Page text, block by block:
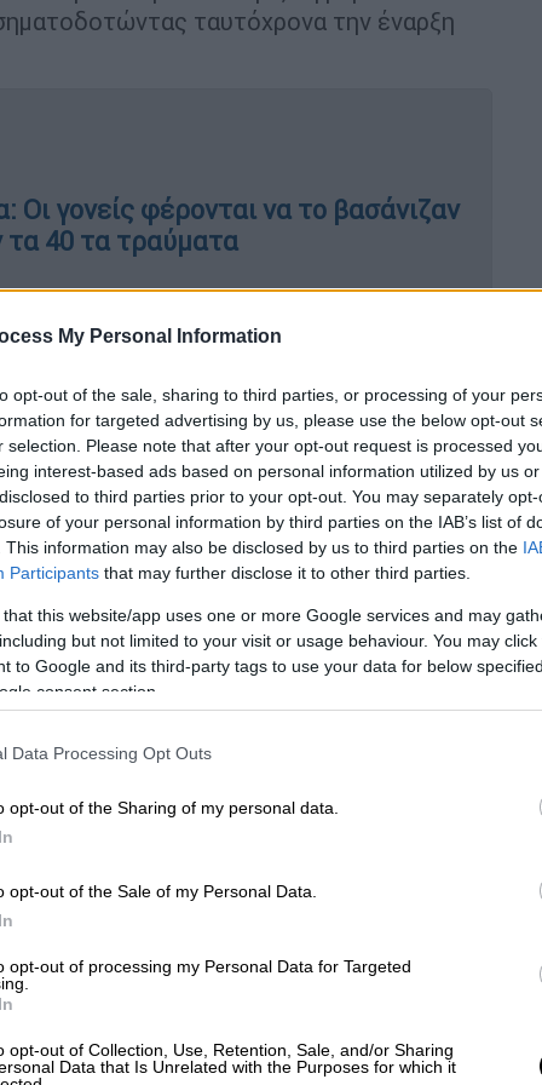
My Personal Information
opt-out of the sale, sharing to third parties, or processing of your
for targeted advertising by us, please use the below opt-out
selection. Please note that after your opt-out request is processed
interest-based ads based on personal information utilized by us
to third parties prior to your opt-out. You may separately
of your personal information by third parties on the IAB’s list of
This information may also be disclosed by us to third parties on the
Participants that may further disclose it to other third parties.
that this website/app uses one or more Google services and may
but not limited to your visit or usage behaviour. You may
to Google and its third-party tags to use your data for below
consent section.
Data Processing Opt Outs
opt-out of the Sharing of my personal data.
opt-out of the Sale of my Personal Data.
opt-out of processing my Personal Data for Targeted
opt-out of Collection, Use, Retention, Sale, and/or Sharing
Data that Is Unrelated with the Purposes for which it
ταυτόχρονα την έναρξη
γονείς φέρονται να το βασάνιζαν
τα 40 τα τραύματα
ο κ. Λαγουδιανάκης, καθώς η
Εβδομάδα έμπαιναν στο επίκεντρο.
για να ακούσουμε τον Ακάθιστο
ακόμη και μέσα από το σχολείο,
τα εγκώμια , για να τα ψάλλουν τη
. Ήταν μια συλλογική εμπειρία, η
Την παραμονή της Σταυροπροσκυνήσεως,
για τις «ροδαρές», μικρά μπουκέτα που
το Σάββατο του Λαζάρου , η
τα παιδιά.